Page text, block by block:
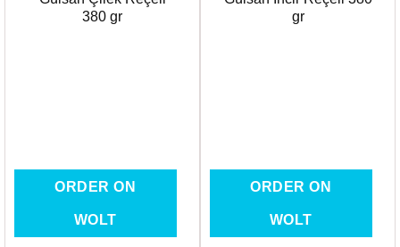
380 gr
ORDER ON
WOLT
gr
ORDER ON
WOLT